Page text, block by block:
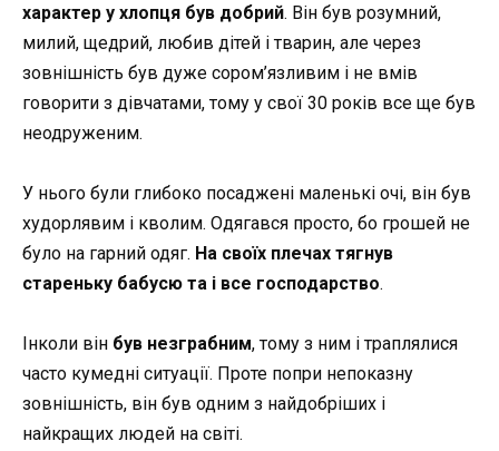
характер у хлопця був добрий. Він був розумний,
милий, щедрий, любив дітей і тварин, але через
зовнішність був дуже сором’язливим і не вмів
говорити з дівчатами, тому у свої 30 років все ще був
неодруженим.
У нього були глибоко посаджені маленькі очі, він був
худорлявим і кволим. Одягався просто, бо грошей не
було на гарний одяг. На своїх плечах тягнув
стареньку бабусю та і все господарство.
Інколи він був незграбним, тому з ним і траплялися
часто кумедні ситуації. Проте попри непоказну
зовнішність, він був одним з найдобріших і
найкращих людей на світі.